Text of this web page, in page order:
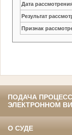
Дата
Результат
Признак
ПОДАЧА
ЭЛЕКТРОННОМ
О СУДЕ